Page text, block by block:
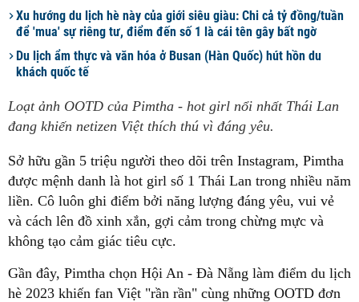
Xu hướng du lịch hè này của giới siêu giàu: Chi cả tỷ đồng/tuần
để 'mua' sự riêng tư, điểm đến số 1 là cái tên gây bất ngờ
Du lịch ẩm thực và văn hóa ở Busan (Hàn Quốc) hút hồn du
khách quốc tế
Loạt ảnh OOTD của Pimtha - hot girl nổi nhất Thái Lan
đang khiến netizen Việt thích thú vì đáng yêu.
Sở hữu gần 5 triệu người theo dõi trên Instagram, Pimtha
được mệnh danh là hot girl số 1 Thái Lan trong nhiều năm
liền. Cô luôn ghi điểm bởi năng lượng đáng yêu, vui vẻ
và cách lên đồ xinh xắn, gợi cảm trong chừng mực và
không tạo cảm giác tiêu cực.
Gần đây, Pimtha chọn Hội An - Đà Nẵng làm điểm du lịch
hè 2023 khiến fan Việt "rần rần" cùng những OOTD đơn